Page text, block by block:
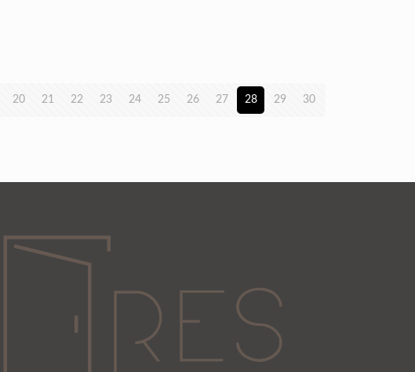
20 21 22 23 24 25 26 27 28 29 30